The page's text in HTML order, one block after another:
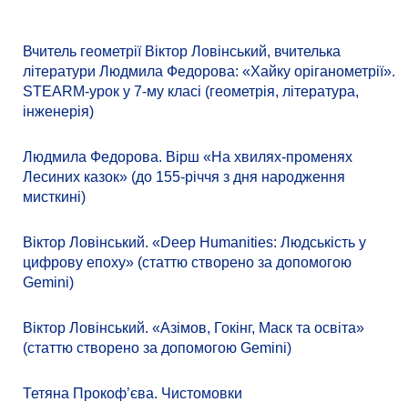
Вчитель геометрії Віктор Ловінський, вчителька
літератури Людмила Федорова: «Хайку оріганометрії».
STEARM-урок у 7-му класі (геометрія, література,
інженерія)
Людмила Федорова. Вірш «На хвилях-променях
Лесиних казок» (до 155-річчя з дня народження
мисткині)
Віктор Ловінський. «Deep Humanities: Людськість у
цифрову епоху» (статтю створено за допомогою
Gemini)
Віктор Ловінський. «Азімов, Гокінг, Маск та освіта»
(статтю створено за допомогою Gemini)
Тетяна Прокоф’єва. Чистомовки